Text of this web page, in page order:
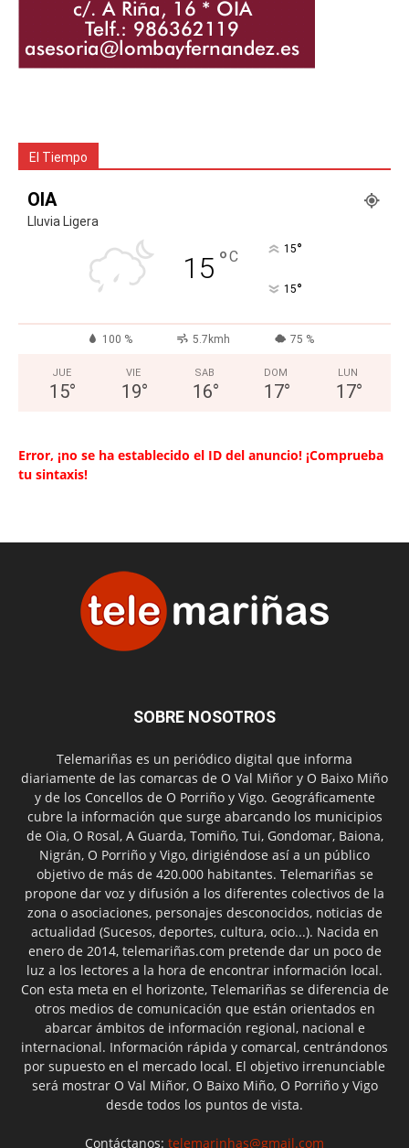
El Tiempo
OIA
Lluvia Ligera
15 °C 15°
15°
100 % 5.7kmh 75 %
JUE
15°
VIE
19°
SAB
16°
DOM
17°
LUN
17°
Error, ¡no se ha establecido el ID del anuncio! ¡Comprueba
tu sintaxis!
SOBRE NOSOTROS
Telemariñas es un periódico digital que informa
diariamente de las comarcas de O Val Miñor y O Baixo Miño
y de los Concellos de O Porriño y Vigo. Geográficamente
cubre la información que surge abarcando los municipios
de Oia, O Rosal, A Guarda, Tomiño, Tui, Gondomar, Baiona,
Nigrán, O Porriño y Vigo, dirigiéndose así a un público
objetivo de más de 420.000 habitantes. Telemariñas se
propone dar voz y difusión a los diferentes colectivos de la
zona o asociaciones, personajes desconocidos, noticias de
actualidad (Sucesos, deportes, cultura, ocio...). Nacida en
enero de 2014, telemariñas.com pretende dar un poco de
luz a los lectores a la hora de encontrar información local.
Con esta meta en el horizonte, Telemariñas se diferencia de
otros medios de comunicación que están orientados en
abarcar ámbitos de información regional, nacional e
internacional. Información rápida y comarcal, centrándonos
por supuesto en el mercado local. El objetivo irrenunciable
será mostrar O Val Miñor, O Baixo Miño, O Porriño y Vigo
desde todos los puntos de vista.
Contáctanos: telemarinhas@gmail.com